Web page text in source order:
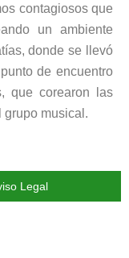
contagiosos que
un ambiente
donde se llevó
de encuentro
que corearon las
grupo musical.
Legal